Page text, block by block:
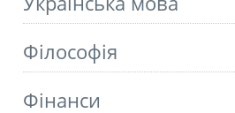
Філософія
Фінанси